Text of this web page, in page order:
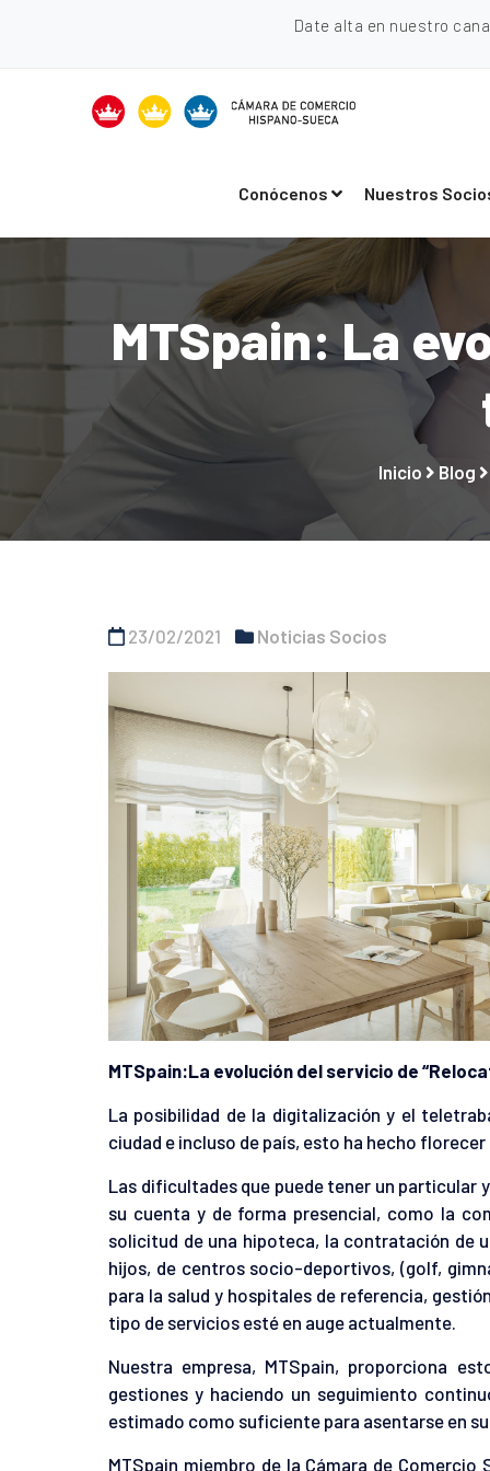
Date alta en nuestro
Conócenos Nuestros
MTSpain: La
Inicio Blog
23/02/2021 Noticias Socios
MTSpain:La evolución del servicio de
La posibilidad de la digitalización y el
ciudad e incluso de país, esto ha hecho
Las dificultades que puede tener un particular
su cuenta y de forma presencial, como la
solicitud de una hipoteca, la contratación de
hijos, de centros socio-deportivos, (golf,
para la salud y hospitales de referencia,
tipo de servicios esté en auge actualmente.
Nuestra empresa, MTSpain, proporciona
gestiones y haciendo un seguimiento
estimado como suficiente para asentarse en
MTSpain miembro de la Cámara de